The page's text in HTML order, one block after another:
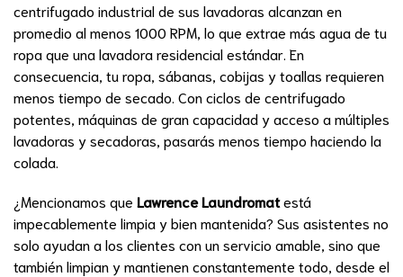
centrifugado industrial de sus lavadoras alcanzan en
promedio al menos 1000 RPM, lo que extrae más agua de tu
ropa que una lavadora residencial estándar. En
consecuencia, tu ropa, sábanas, cobijas y toallas requieren
menos tiempo de secado. Con ciclos de centrifugado
potentes, máquinas de gran capacidad y acceso a múltiples
lavadoras y secadoras, pasarás menos tiempo haciendo la
colada.
¿Mencionamos que Lawrence Laundromatestá
impecablemente limpia y bien mantenida? Sus asistentes no
solo ayudan a los clientes con un servicio amable, sino que
también limpian y mantienen constantemente todo, desde el